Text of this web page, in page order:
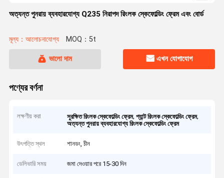
অত্যন্ত পুনরায় ব্যবহারযোগ্য Q235 নিরাপদ রিংলক স্কেফোল্ডিং ফ্রেম এবং বোর্ড
মূল্য：আলোচনাযোগ্য MOQ：5t
ভালো দাম এখন যোগাযোগ
পণ্যের বর্ণনা
লক্ষণীয় করা সুরক্ষিত রিংলক স্কেফোল্ডিং ফ্রেম,প্যান্ট রিংলক স্কেফোল্ডিং ফ্রেম,
অত্যন্ত পুনরায় ব্যবহারযোগ্য রিংলক স্কেফোল্ডিং ফ্রেম
উৎপত্তি স্থল শানডং, চীন
ডেলিভারি সময় জমা দেওয়ার পরে 15-30 দিন